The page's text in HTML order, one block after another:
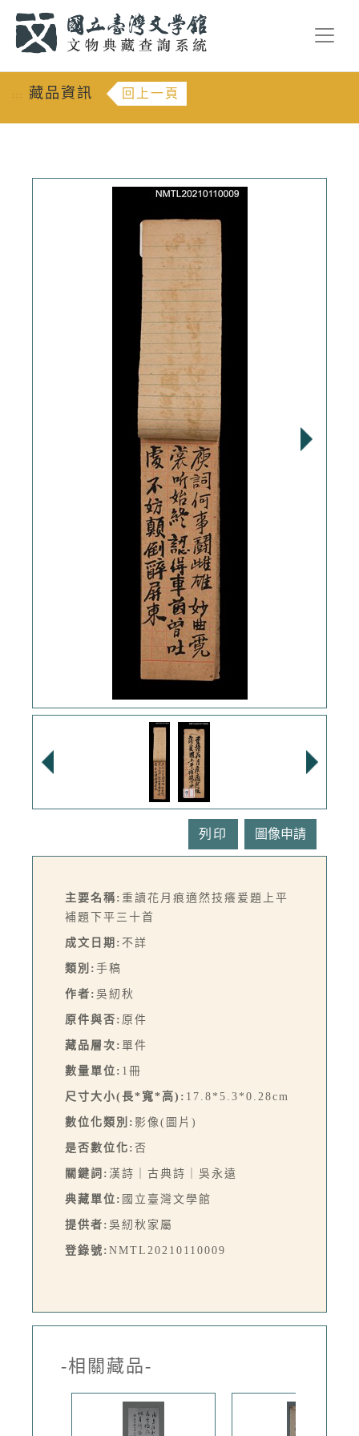
::: 藏品資訊 回上一頁
列印
主要名稱: 重讀花月痕適然技癢爰題上平
補題下平三十首
成文日期: 不詳
類別: 手稿
作者: 吳紉秋
原件與否: 原件
藏品層次: 單件
數量單位: 1冊
尺寸大小(長*寬*高): 17.8*5.3*0.28cm
數位化類別: 影像(圖片)
是否數位化: 否
關鍵詞: 漢詩｜古典詩｜吳永遠
典藏單位: 國立臺灣文學館
提供者: 吳紉秋家屬
登錄號: NMTL20210110009
-相關藏品-